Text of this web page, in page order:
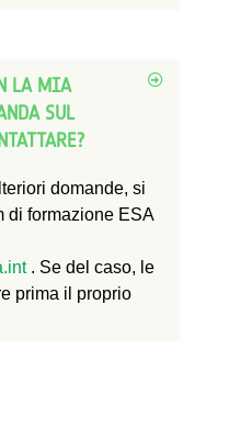
LA MIA
SUL
domande, si
di formazione ESA
. Se del caso, le
prima il proprio